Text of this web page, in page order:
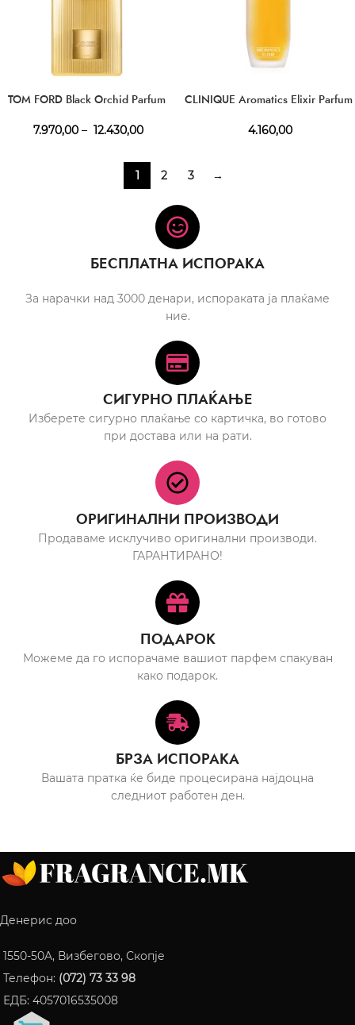
TOM FORD Black Orchid Parfum
7.970,00 – 12.430,00
CLINIQUE Aromatics Elixir Parfum
4.160,00
1 2 3 →
БЕСПЛАТНА ИСПОРАКА
За нарачки над 3000 денари, испораката ја плаќаме
ние.
СИГУРНО ПЛАЌАЊЕ
Изберете сигурно плаќање со картичка, во готово
при достава или на рати.
ОРИГИНАЛНИ ПРОИЗВОДИ
Продаваме исклучиво оригинални производи.
ГАРАНТИРАНО!
ПОДАРОК
Можеме да го испорачаме вашиот парфем спакуван
како подарок.
БРЗА ИСПОРАКА
Вашата пратка ќе биде процесирана најдоцна
следниот работен ден.
Денерис доо
1550-50A, Визбегово, Скопје
Телефон: (072) 73 33 98
ЕДБ: 4057016535008